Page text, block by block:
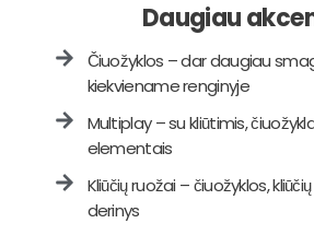
Daugiau
Čiuožyklos – dar daugiau
kiekviename renginyje
Multiplay – su kliūtimis,
elementais
Kliūčių ruožai – čiuožyklos,
derinys